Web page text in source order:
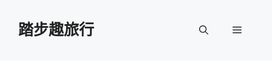
踏步趣旅行 選